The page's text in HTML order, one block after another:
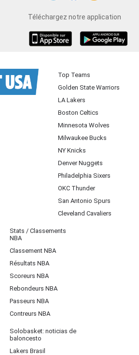
Téléchargez notre application
Top Teams
Golden State Warriors
LA Lakers
Boston Celtics
Minnesota Wolves
Milwaukee Bucks
NY Knicks
Denver Nuggets
Philadelphia Sixers
OKC Thunder
San Antonio Spurs
Cleveland Cavaliers
Stats / Classements
NBA
Classement NBA
Résultats NBA
Scoreurs NBA
Rebondeurs NBA
Passeurs NBA
Contreurs NBA
Solobasket: noticias de
baloncesto
Lakers Brasil